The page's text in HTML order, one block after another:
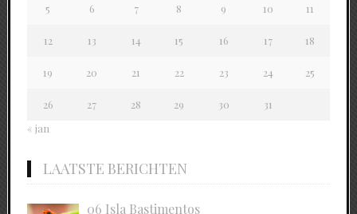
5 6 7 8 9 10 11
12 13 14 15 16 17 18
19 20 21 22 23 24 25
26 27 28 29 30
31
« jan
LAATSTE BERICHTEN
06 Isla Bastimentos